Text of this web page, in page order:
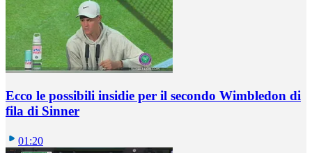
Ecco le possibili insidie per il secondo Wimbledon di
fila di Sinner
01:20